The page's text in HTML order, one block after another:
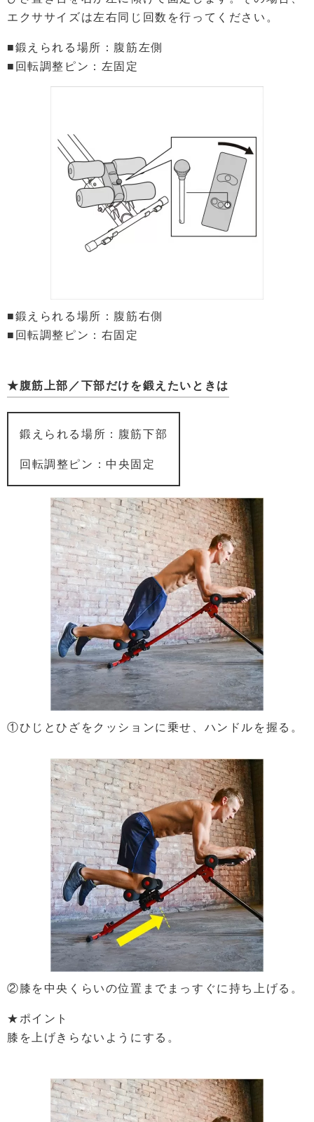
エクササイズは左右同じ回数を行ってください。
■鍛えられる場所：腹筋左側
■回転調整ピン：左固定
■鍛えられる場所：腹筋右側
■回転調整ピン：右固定
★腹筋上部／下部だけを鍛えたいときは
鍛えられる場所：腹筋下部
回転調整ピン：中央固定
①ひじとひざをクッションに乗せ、ハンドルを握る。
②膝を中央くらいの位置までまっすぐに持ち上げる。
★ポイント
膝を上げきらないようにする。